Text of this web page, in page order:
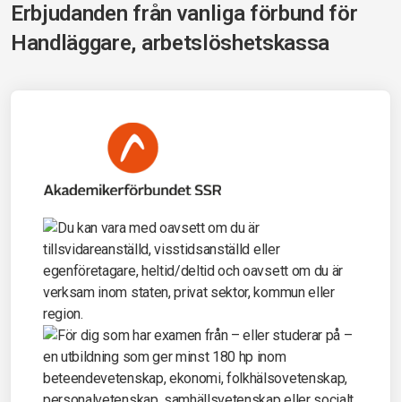
Erbjudanden från vanliga förbund för
Handläggare, arbetslöshetskassa